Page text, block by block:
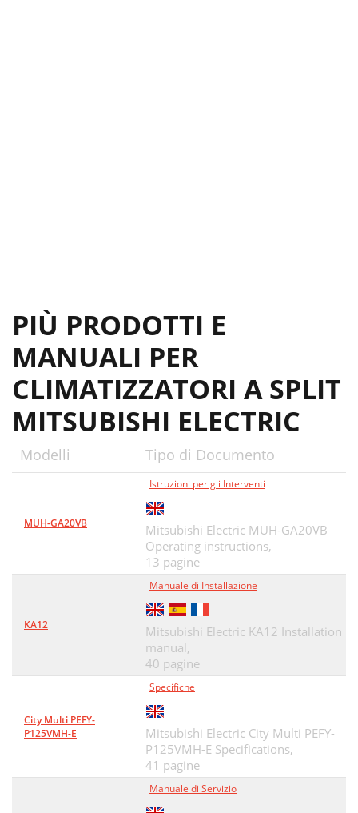
PIÙ PRODOTTI E
MANUALI PER
CLIMATIZZATORI A SPLIT
MITSUBISHI ELECTRIC
Modelli Tipo di Documento
MUH-GA20VB
Istruzioni per gli Interventi
Mitsubishi Electric MUH-GA20VB
Operating instructions,
13 pagine
KA12
Manuale di Installazione
Mitsubishi Electric KA12 Installation
manual,
40 pagine
City Multi PEFY-
P125VMH-E
Specifiche
Mitsubishi Electric City Multi PEFY-
P125VMH-E Specifications,
41 pagine
Manuale di Servizio